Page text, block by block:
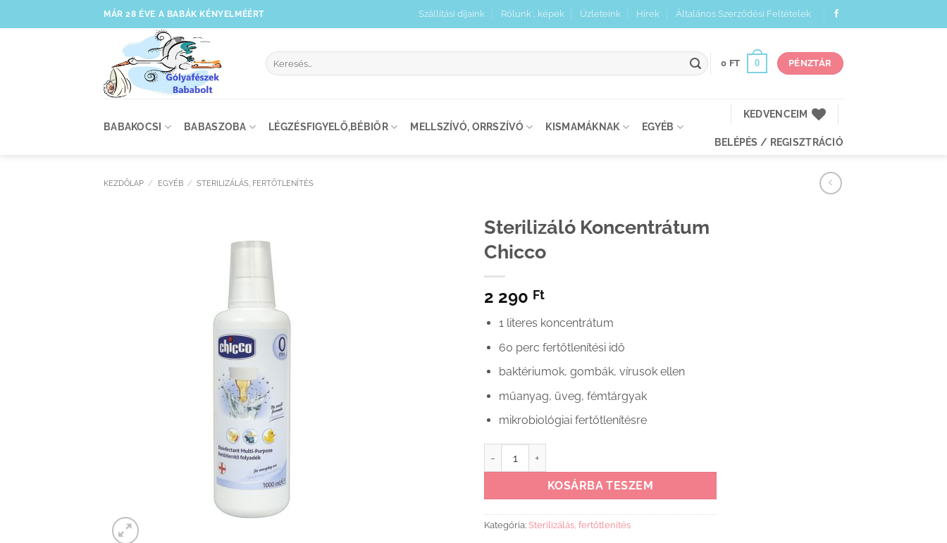
to
MÁR 28 ÉVE A BABÁK KÉNYELMÉÉRT Szállítási díjaink Rólunk , képek Üzleteink Hírek Általános Szerződési Feltételek
Keresés
a
0 FT 0 PÉNZTÁR
BABAKOCSI BABASZOBA LÉGZÉSFIGYELŐ,BÉBIŐR MELLSZÍVÓ, ORRSZÍVÓ KISMAMÁKNAK EGYÉB
KEDVENCEIM
BELÉPÉS / REGISZTRÁCIÓ
KEZDŐLAP / EGYÉB / STERILIZÁLÁS, FERTŐTLENÍTÉS
Sterilizáló Koncentrátum
Chicco
2 290 Ft
1 literes koncentrátum
60 perc fertőtlenítési idő
baktériumok, gombák, vírusok ellen
műanyag, üveg, fémtárgyak
mikrobiológiai fertőtlenítésre
KOSÁRBA TESZEM
Kategória: Sterilizálás, fertőtlenítés